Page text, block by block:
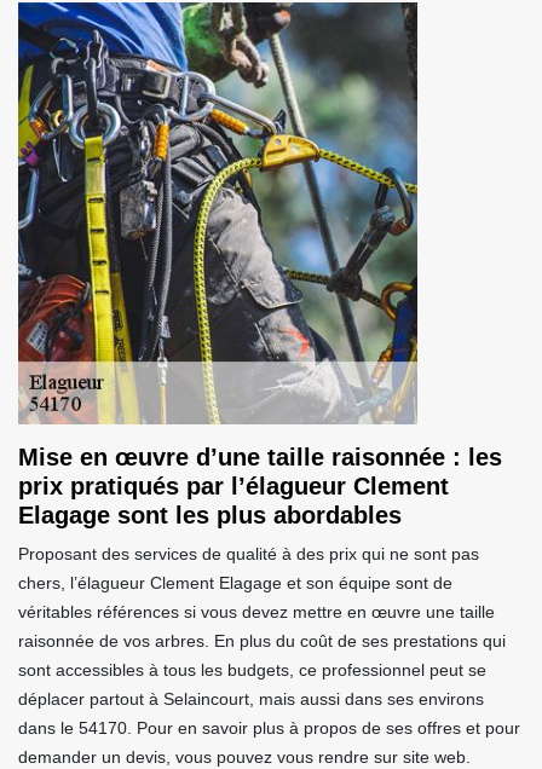
Mise en œuvre d’une taille raisonnée : les
prix pratiqués par l’élagueur Clement
Elagage sont les plus abordables
Proposant des services de qualité à des prix qui ne sont pas
chers, l’élagueur Clement Elagage et son équipe sont de
véritables références si vous devez mettre en œuvre une taille
raisonnée de vos arbres. En plus du coût de ses prestations qui
sont accessibles à tous les budgets, ce professionnel peut se
déplacer partout à Selaincourt, mais aussi dans ses environs
dans le 54170. Pour en savoir plus à propos de ses offres et pour
demander un devis, vous pouvez vous rendre sur site web.